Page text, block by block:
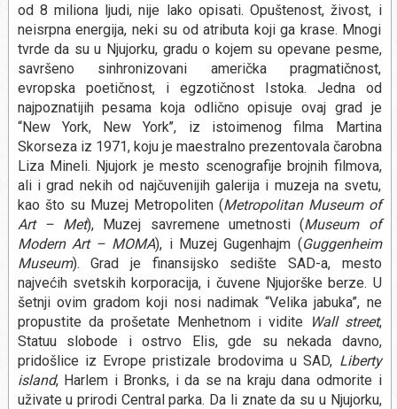
od 8 miliona ljudi, nije lako opisati. Opuštenost, živost, i
neisrpna energija, neki su od atributa koji ga krase. Mnogi
tvrde da su u Njujorku, gradu o kojem su opevane pesme,
savršeno sinhronizovani američka pragmatičnost,
evropska poetičnost, i egzotičnost Istoka. Jedna od
najpoznatijih pesama koja odlično opisuje ovaj grad je
“New York, New York’’, iz istoimenog filma Martina
Skorseza iz 1971, koju je maestralno prezentovala čarobna
Liza Mineli. Njujork je mesto scenografije brojnih filmova,
ali i grad nekih od najčuvenijih galerija i muzeja na svetu,
kao što su Muzej Metropoliten (Metropolitan Museum of
Art – Met), Muzej savremene umetnosti (Museum of
Modern Art – MOMA), i Muzej Gugenhajm (Guggenheim
Museum). Grad je finansijsko sedište SAD-a, mesto
najvećih svetskih korporacija, i čuvene Njujorške berze. U
šetnji ovim gradom koji nosi nadimak “Velika jabuka”, ne
propustite da prošetate Menhetnom i vidite
Wall street,
Statuu slobode i ostrvo Elis, gde su nekada davno,
pridošlice iz Evrope pristizale brodovima u SAD, Liberty
island, Harlem i Bronks, i da se na kraju dana odmorite i
uživate u prirodi Central parka. Da li znate da su u Njujorku,